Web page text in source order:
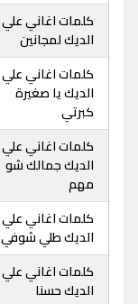
كلمات اغاني علي
الديك لمجانين
كلمات اغاني علي
الديك يا صغيرة
كبرتي
كلمات اغاني علي
الديك جمالك شو
مهم
كلمات اغاني علي
الديك طلي شوفي
كلمات اغاني علي
الديك حسنا